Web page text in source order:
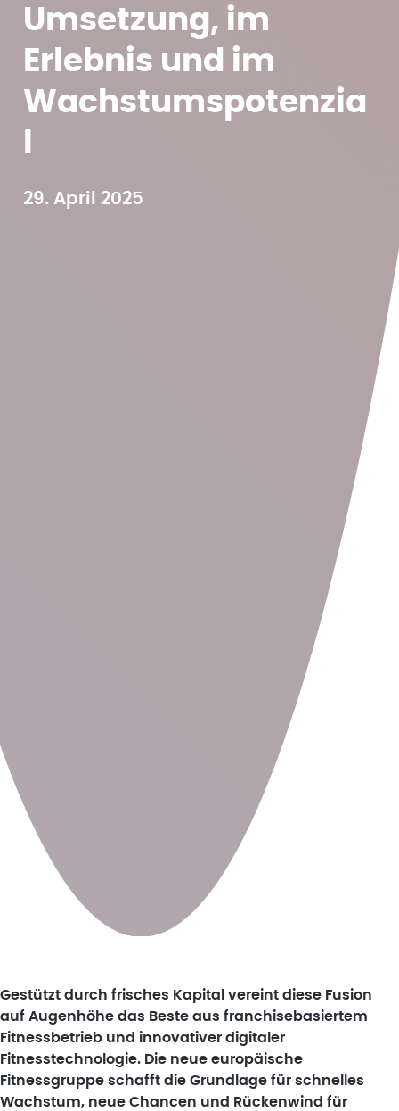
Umsetzung, im
Erlebnis und im
Wachstumspotenzia
29. April 2025
Gestützt durch frisches Kapital vereint diese Fusion
auf Augenhöhe das Beste aus franchisebasiertem
Fitnessbetrieb und innovativer digitaler
Fitnesstechnologie. Die neue europäische
Fitnessgruppe schafft die Grundlage für schnelles
Wachstum, neue Chancen und Rückenwind für